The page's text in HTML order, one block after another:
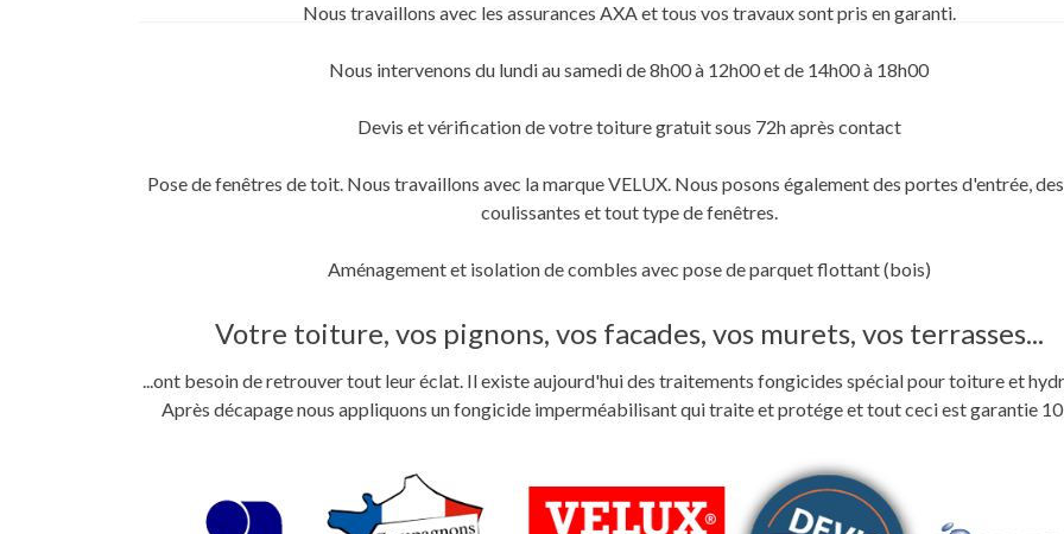
Facebook(ouvre
Google+Nous travaillons avec les assurances AXA et tous vos travaux sont pris en garanti.
Nous intervenons du lundi au samedi de 8h00 à 12h00 et de 14h00 à 18h00
Devis et vérification de votre toiture gratuit sous 72h après contact
Pose de fenêtres de toit. Nous travaillons avec la marque VELUX. Nous posons également des portes d'entrée,
coulissantes et tout type de fenêtres.
Aménagement et isolation de combles avec pose de parquet flottant (bois)
Votre toiture, vos pignons, vos facades, vos murets, vos terrasses...
...ont besoin de retrouver tout leur éclat. Il existe aujourd'hui des traitements fongicides spécial pour toiture et
Après décapage nous appliquons un fongicide imperméabilisant qui traite et protége et tout ceci est garantie 10